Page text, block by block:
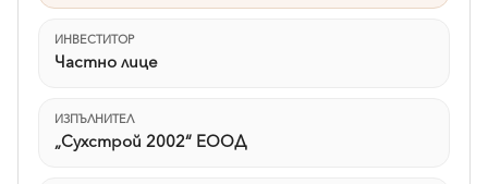
ИНВЕСТИТОР
Частно лице
ИЗПЪЛНИТЕЛ
„Сухстрой 2002“ ЕООД